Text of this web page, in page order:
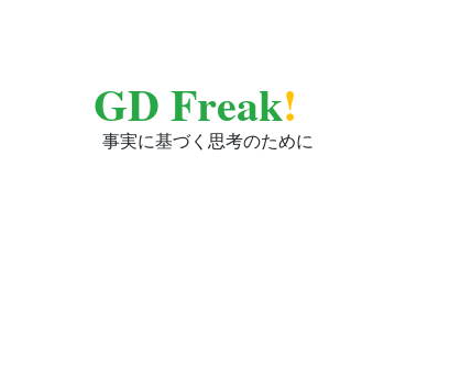
GD Freak!
事実に基づく思考のために